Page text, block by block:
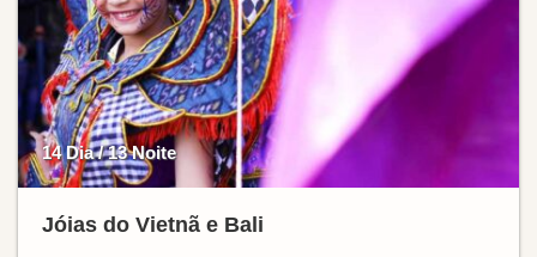
14 Dia / 13 Noite
Jóias do Vietnã e Bali